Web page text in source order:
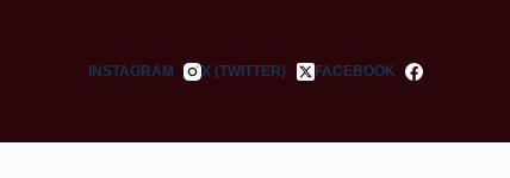
FACEBOOK
X (TWITTER)
INSTAGRAM